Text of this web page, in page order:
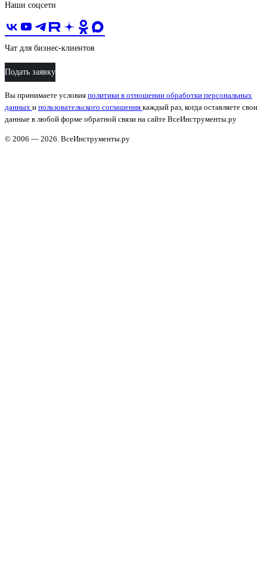
Наши соцсети
Чат для бизнес-клиентов
Подать заявку
Вы принимаете условия политики в отношении обработки персональных
данных и пользовательского соглашения каждый раз, когда оставляете свои
данные в любой форме обратной связи на сайте ВсеИнструменты.ру
© 2006 — 2026. ВсеИнструменты.ру